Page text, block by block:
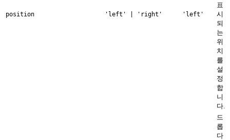
position 'left' | 'right' 'left'
표
시
되
는
위
치
를
설
정
합
니
다.
드
롭
다